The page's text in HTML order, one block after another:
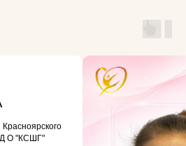
Д О "КСШГ"